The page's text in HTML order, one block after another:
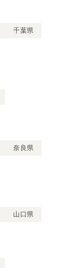
千葉県
奈良県
山口県